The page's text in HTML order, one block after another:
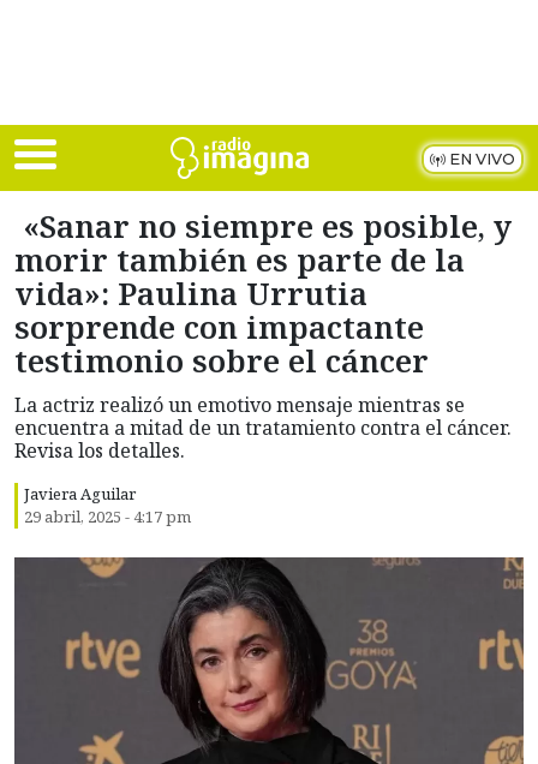
EN VIVO
«Sanar no siempre es posible, y
morir también es parte de la
vida»: Paulina Urrutia
sorprende con impactante
testimonio sobre el cáncer
La actriz realizó un emotivo mensaje mientras se
encuentra a mitad de un tratamiento contra el cáncer.
Revisa los detalles.
Javiera Aguilar
29 abril, 2025 - 4:17 pm